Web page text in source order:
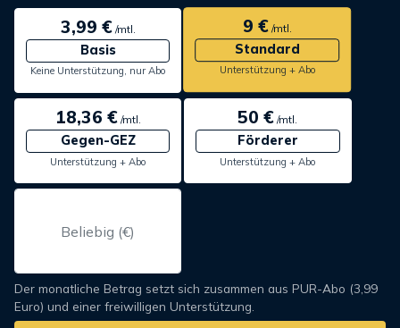
3,99 €/mtl.
Basis
Keine Unterstützung, nur Abo
9 €/mtl.
Standard
Unterstützung + Abo
18,36 €/mtl.
Gegen-GEZ
Unterstützung + Abo
50 € /mtl.
Förderer
Unterstützung + Abo
Der monatliche Betrag setzt sich zusammen aus PUR-Abo (3,99
Euro) und einer freiwilligen Unterstützung.